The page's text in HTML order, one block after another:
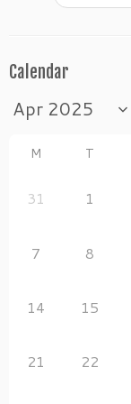
o
Calendar
M T
31 1
7 8
14 15
21 22